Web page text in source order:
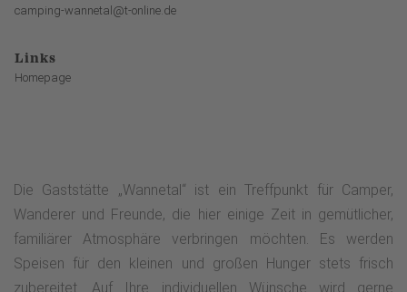
camping-wannetal@t-online.de
Links
Homepage
Die Gaststätte „Wannetal“ ist ein Treffpunkt für Camper,
Wanderer und Freunde, die hier einige Zeit in gemütlicher,
familiärer Atmosphäre verbringen möchten. Es werden
Speisen für den kleinen und großen Hunger stets frisch
zubereitet. Auf Ihre individuellen Wünsche wird gerne